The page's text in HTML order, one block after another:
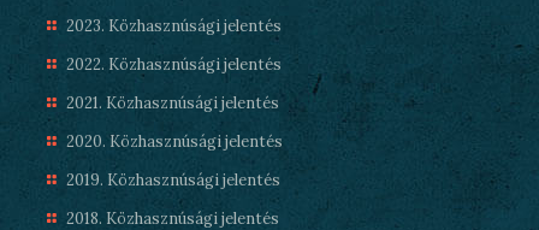
2023. Közhasznúsági jelentés
2022. Közhasznúsági jelentés
2021. Közhasznúsági jelentés
2020. Közhasznúsági jelentés
2019. Közhasznúsági jelentés
2018. Közhasznúsági jelentés